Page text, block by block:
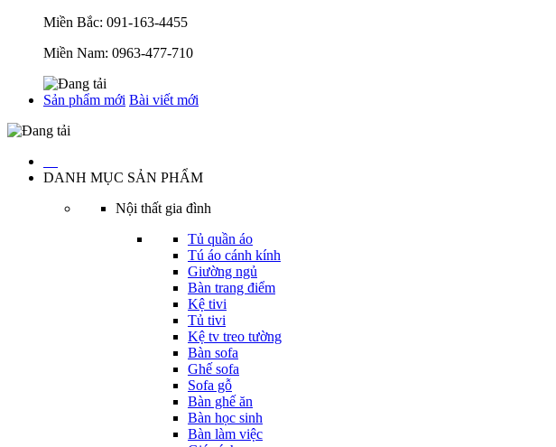
Miền Bắc: 091-163-4455
Miền Nam: 0963-477-710
Sản phẩm mới Bài viết mới
DANH MỤC SẢN PHẨM
Nội thất gia đình
Tủ quần áo
Tú áo cánh kính
Giường ngủ
Bàn trang điểm
Kệ tivi
Tủ tivi
Kệ tv treo tường
Bàn sofa
Ghế sofa
Sofa gỗ
Bàn ghế ăn
Bàn học sinh
Bàn làm việc